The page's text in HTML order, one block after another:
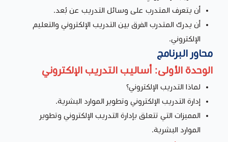
أن يتعرف المتدرب على وسائل التدريب عن بُعد.
أن يدرك المتدرب الفرق بين التدريب الإلكتروني والتعليم
الإلكتروني.
محاور البرنامج
الوحدة الأولى: أساليب التدريب الإلكتروني
لماذا التدريب الإلكتروني؟
إدارة التدريب الإلكتروني وتطوير الموارد البشرية.
المميزات التي تتعلق بإدارة التدريب الإلكتروني وتطوير
الموارد البشرية.